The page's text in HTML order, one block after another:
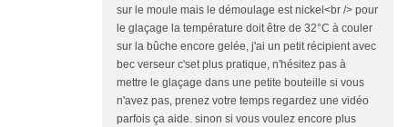
sur le moule mais le démoulage est nickel<br /> pour
le glaçage la température doit être de 32°C à couler
sur la bûche encore gelée, j'ai un petit récipient avec
bec verseur c'set plus pratique, n'hésitez pas à
mettre le glaçage dans une petite bouteille si vous
n'avez pas, prenez votre temps regardez une vidéo
parfois ça aide. sinon si vous voulez encore plus